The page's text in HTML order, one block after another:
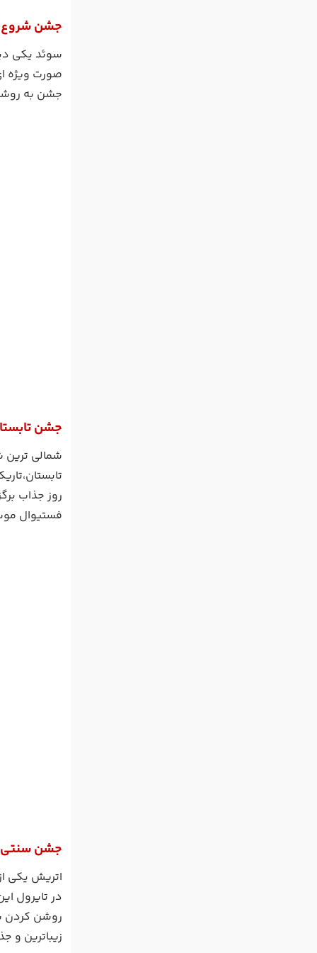
جشن شروع
سوئد یکی
صورت ویژه
جشن به
جشن
شمالی ترین
روز جذاب
فستیوال
جشن سنتی
اتریش یکی
در تایرول
روشن کردن
زیباترین و